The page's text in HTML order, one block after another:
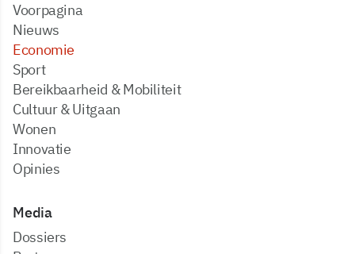
Voorpagina
Nieuws
Economie
Sport
Bereikbaarheid & Mobiliteit
Cultuur & Uitgaan
Wonen
Innovatie
Opinies
Media
dossiers